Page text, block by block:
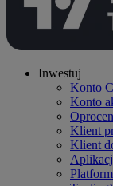
Inwestuj
Konto
Konto
Klient
Klient